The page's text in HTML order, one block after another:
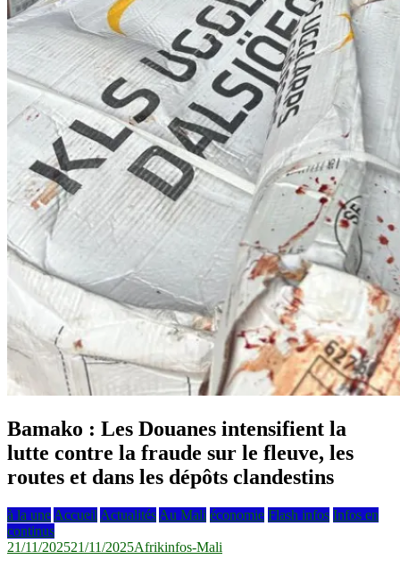
Bamako : Les Douanes intensifient la
lutte contre la fraude sur le fleuve, les
routes et dans les dépôts clandestins
à la une Accueil Actualités Au Mali économie Flash infos Infos en
continus
21/11/202521/11/2025Afrikinfos-Mali